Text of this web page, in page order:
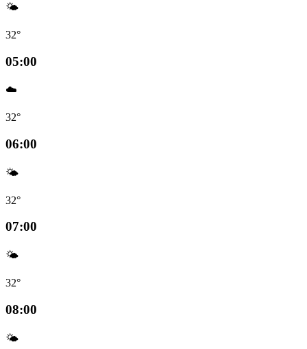
🌤️
32°
05:00
☁️
32°
06:00
🌤️
32°
07:00
🌤️
32°
08:00
🌤️